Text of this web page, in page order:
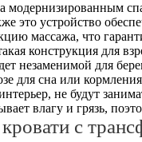
модернизированным
это устройство
массажа, что
конструкция для
незаменимой для
для сна или
не будут
влагу и грязь,
с